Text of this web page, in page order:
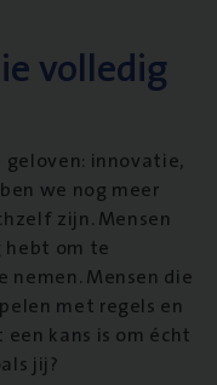
volledig
innovatie,
we nog meer
zijn. Mensen
om te
nemen. Mensen die
met regels en
kans is om écht
jij?